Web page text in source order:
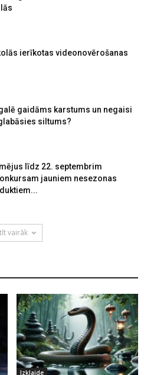
ierīkotas videonovērošanas
gaidāms karstums un negaisi
siltums?
līdz 22. septembrim
jauniem nesezonas
vairāk
Izklaide